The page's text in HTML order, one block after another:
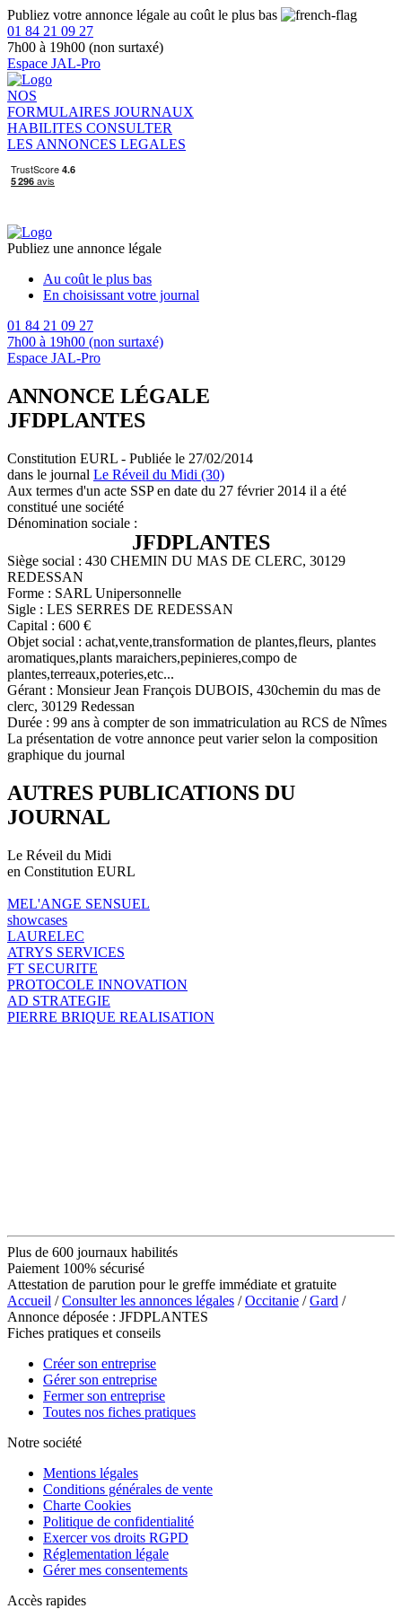
Publiez votre annonce légale au coût le plus bas
01 84 21 09 27
7h00 à 19h00 (non surtaxé)
Espace JAL-Pro
NOS
FORMULAIRES JOURNAUX
HABILITES CONSULTER
LES ANNONCES LEGALES
Publiez une annonce légale
Au coût le plus bas
En choisissant votre journal
01 84 21 09 27
7h00 à 19h00 (non surtaxé)
Espace JAL-Pro
ANNONCE LÉGALE
JFDPLANTES
Constitution EURL - Publiée le 27/02/2014
dans le journal Le Réveil du Midi (30)
Aux termes d'un acte SSP en date du 27 février 2014 il a été
constitué une société
Dénomination sociale :
JFDPLANTES
Siège social : 430 CHEMIN DU MAS DE CLERC, 30129
REDESSAN
Forme : SARL Unipersonnelle
Sigle : LES SERRES DE REDESSAN
Capital : 600 €
Objet social : achat,vente,transformation de plantes,fleurs, plantes
aromatiques,plants maraichers,pepinieres,compo de
plantes,terreaux,poteries,etc...
Gérant : Monsieur Jean François DUBOIS, 430chemin du mas de
clerc, 30129 Redessan
Durée : 99 ans à compter de son immatriculation au RCS de Nîmes
La présentation de votre annonce peut varier selon la composition
graphique du journal
AUTRES PUBLICATIONS DU
JOURNAL
Le Réveil du Midi
en Constitution EURL
MEL'ANGE SENSUEL
showcases
LAURELEC
ATRYS SERVICES
FT SECURITE
PROTOCOLE INNOVATION
AD STRATEGIE
PIERRE BRIQUE REALISATION
Plus de 600 journaux habilités
Paiement 100% sécurisé
Attestation de parution pour le greffe immédiate et gratuite
Accueil /Consulter les annonces légales /Occitanie /Gard /
Annonce déposée : JFDPLANTES
Fiches pratiques et conseils
Créer son entreprise
Gérer son entreprise
Fermer son entreprise
Toutes nos fiches pratiques
Notre société
Mentions légales
Conditions générales de vente
Charte Cookies
Politique de confidentialité
Exercer vos droits RGPD
Réglementation légale
Gérer mes consentements
Accès rapides